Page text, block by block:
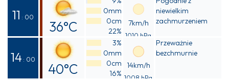
27°C
11 : 00
36°C
Odczuwalna
34°C
0mm
0cm
22%
7km/h
1010 hPa
niewielkim
zachmurzeniem
14 : 00
40°C
3%
0mm
0cm
16%
14km/h
1008 hPa
Przeważnie
bezchmurnie